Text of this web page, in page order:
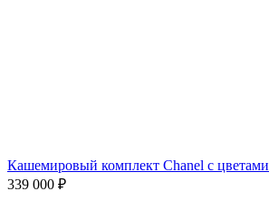
Кашемировый комплект Chanel с цветами
339 000 ₽